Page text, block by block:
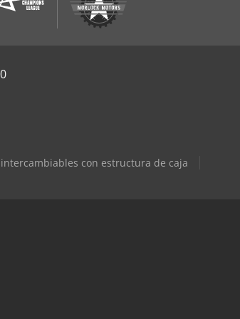
intercambiables con estructura de caja